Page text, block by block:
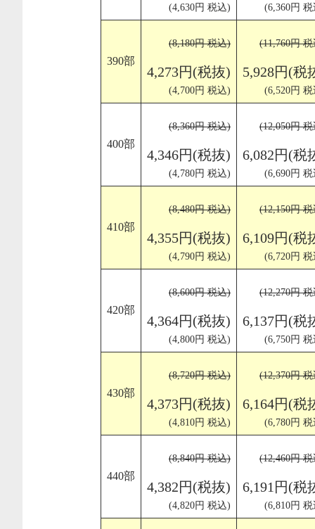
(4,630円 税込) (6,360円
390部
(8,180円 税込)
4,273円(税抜)
(4,700円 税込)
(11,760円
5,928円(税
(6,520円
400部
(8,360円 税込)
4,346円(税抜)
(4,780円 税込)
(12,050円
6,082円(税
(6,690円
410部
(8,480円 税込)
4,355円(税抜)
(4,790円 税込)
(12,150円
6,109円(税
(6,720円
420部
(8,600円 税込)
4,364円(税抜)
(4,800円 税込)
(12,270円
6,137円(税
(6,750円
430部
(8,720円 税込)
4,373円(税抜)
(4,810円 税込)
(12,370円
6,164円(税
(6,780円
440部
(8,840円 税込)
4,382円(税抜)
(4,820円 税込)
(12,460円
6,191円(税
(6,810円